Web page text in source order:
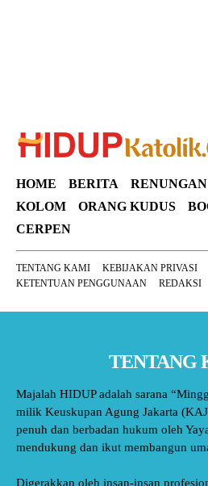
HOME BERITA RENUNGAN
KOLOM
ORANG KUDUS
CERPEN
TENTANG KAMI
KEBIJAKAN PRIVASI
KETENTUAN PENGGUNAAN
REDAKSI
TENTANG
Majalah HIDUP adalah sarana
milik Keuskupan Agung Jakarta
penuh dan berbadan hukum oleh
mendukung dan ikut membangun
Digerakkan oleh insan-insan